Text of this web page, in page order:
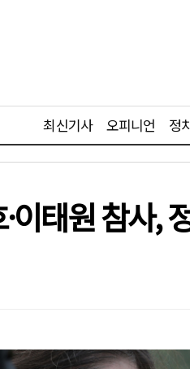
최신기사 오피니언 정
이태원 참사,